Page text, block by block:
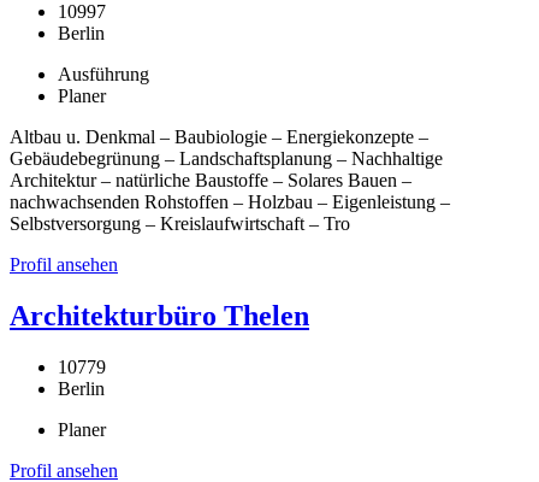
10997
Berlin
Ausführung
Planer
Altbau u. Denkmal – Baubiologie – Energiekonzepte –
Gebäudebegrünung – Landschaftsplanung – Nachhaltige
Architektur – natürliche Baustoffe – Solares Bauen –
nachwachsenden Rohstoffen – Holzbau – Eigenleistung –
Selbstversorgung – Kreislaufwirtschaft – Tro
Profil ansehen
Architekturbüro Thelen
10779
Berlin
Planer
Profil ansehen